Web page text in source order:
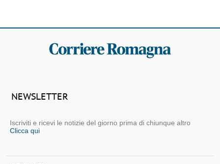
NEWSLETTER
Iscriviti e ricevi le notizie del giorno prima di chiunque altro
Clicca qui